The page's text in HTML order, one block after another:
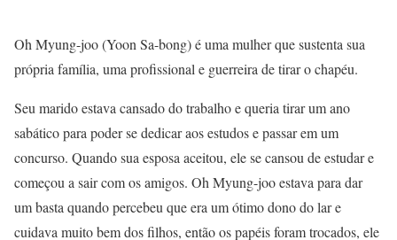
Oh Myung-joo (Yoon Sa-bong) é uma mulher que sustenta sua
própria família, uma profissional e guerreira de tirar o chapéu.
Seu marido estava cansado do trabalho e queria tirar um ano
sabático para poder se dedicar aos estudos e passar em um
concurso. Quando sua esposa aceitou, ele se cansou de estudar e
começou a sair com os amigos. Oh Myung-joo estava para dar
um basta quando percebeu que era um ótimo dono do lar e
cuidava muito bem dos filhos, então os papéis foram trocados, ele